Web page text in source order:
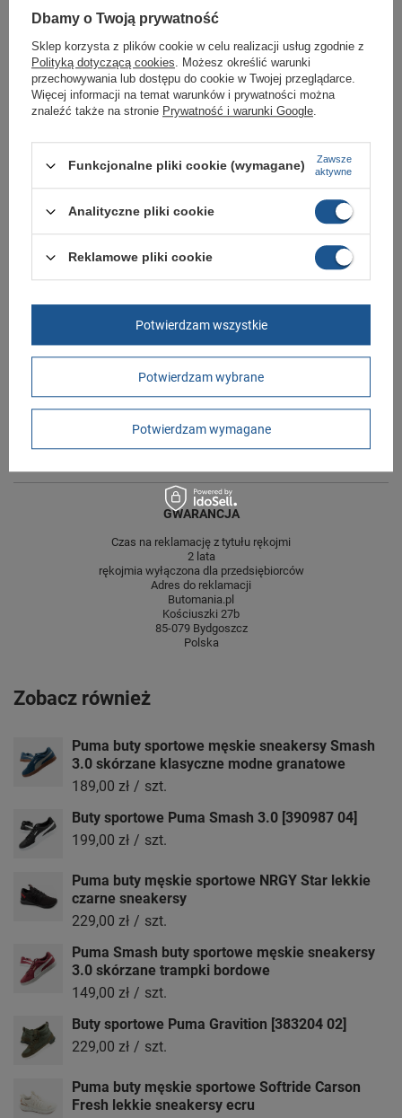
Kupując w naszym sklepie internetowym masz gwarancję, że towar jest
W ciągu 30 dni możesz dokonać zwrotu bądź wymiany towaru bez
podania przyczyny.
Marka Puma
Symbol 392326 12
Materiał zewnętrzny
Zapięcie sznurowane
Płeć męskie
czarny
Długość towaru w
Więcej
30
Wysokość towaru w
12
GWARANCJA
Czas na reklamację z tytułu rękojmi
2 lata
rękojmia wyłączona dla przedsiębiorców
Adres do reklamacji
Butomania.pl
Kościuszki 27b
85-079 Bydgoszcz
Polska
Zobacz również
Puma buty sportowe męskie sneakersy Smash
3.0 skórzane klasyczne modne granatowe
189,00 zł / szt.
Buty sportowe Puma Smash 3.0 [390987 04]
199,00 zł / szt.
Puma buty męskie sportowe NRGY Star lekkie
czarne sneakersy
229,00 zł / szt.
Puma Smash buty sportowe męskie sneakersy
3.0 skórzane trampki bordowe
149,00 zł / szt.
Buty sportowe Puma Gravition [383204 02]
229,00 zł / szt.
Puma buty męskie sportowe Softride Carson
Fresh lekkie sneakersy ecru
Dbamy o Twoją prywatność
Sklep korzysta z plików cookie w celu realizacji usług zgodnie z
Polityką dotyczącą cookies. Możesz określić warunki
przechowywania lub dostępu do cookie w Twojej przeglądarce.
Więcej informacji na temat warunków i prywatności można
znaleźć także na stronie Prywatność i warunki Google.
Funkcjonalne pliki cookie (wymagane)
Zawsze
aktywne
Analityczne pliki cookie
Reklamowe pliki cookie
Potwierdzam wybrane
Potwierdzam wymagane
Potwierdzam wszystkie